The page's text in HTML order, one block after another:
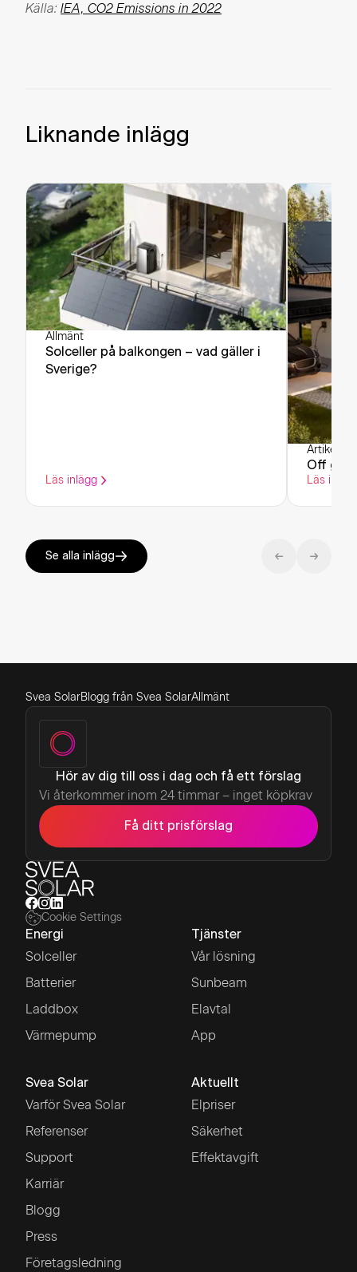
Källa: IEA, CO2 Emissions in 2022
Liknande inlägg
Allmänt
Solceller på balkongen – vad gäller i
Sverige?
Läs inlägg
Artikel
Off grid
Läs
Se alla inlägg
Svea SolarBlogg från Svea SolarAllmänt
Hör av dig till oss i dag och få ett förslag
Vi återkommer inom 24 timmar – inget köpkrav
Få ditt prisförslag
Cookie Settings
Energi
Solceller
Batterier
Laddbox
Värmepump
Tjänster
Vår lösning
Sunbeam
Elavtal
App
Svea Solar
Varför Svea Solar
Referenser
Support
Karriär
Blogg
Press
Företagsledning
Aktuellt
Elpriser
Säkerhet
Effektavgift